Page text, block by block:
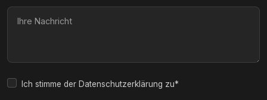
Ich stimme der Datenschutzerklärung zu*